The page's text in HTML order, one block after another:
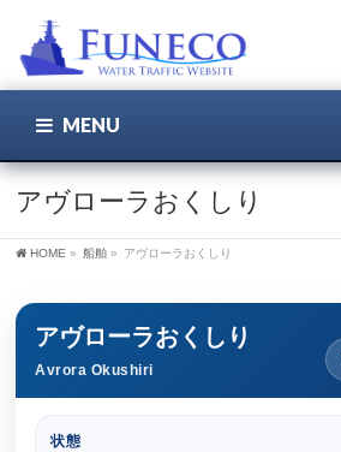
MENU
アヴローラおくしり
HOME » 船舶 » アヴローラおくしり
アヴローラおくしり
Avrora Okushiri
状態
ユーザー名 / メール
ログイン状態を保持